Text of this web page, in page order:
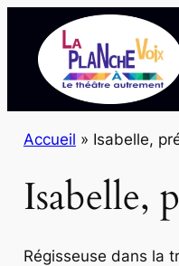
Accueil » Isabelle,
Isabelle,
Régisseuse dans la